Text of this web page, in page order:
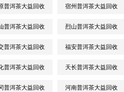
普洱茶大益回收 宿州普洱茶大益回收
普洱茶大益回收 烈山普洱茶大益回收
普洱茶大益回收 福安普洱茶大益回收
普洱茶大益回收 天长普洱茶大益回收
普洱茶大益回收 河南普洱茶大益回收